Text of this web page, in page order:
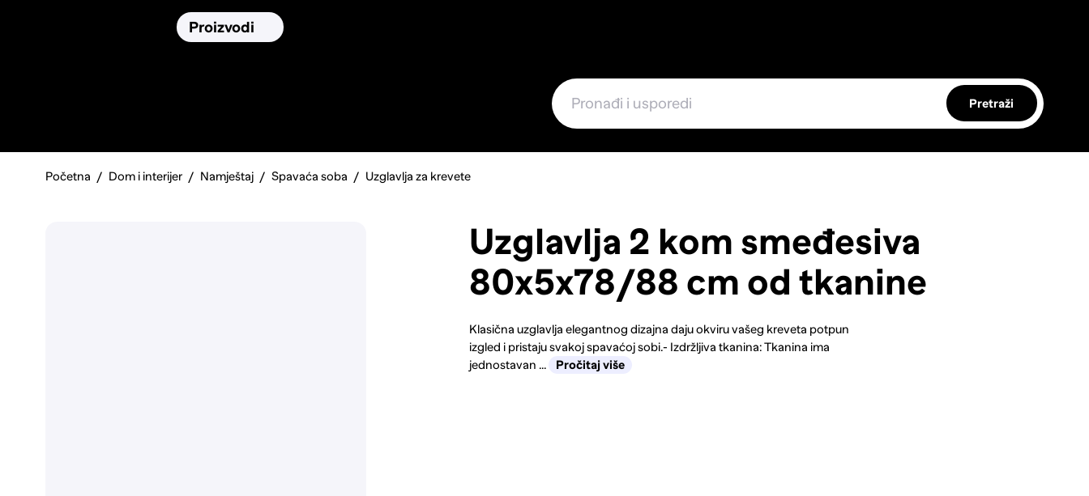
Proizvodi
Pretraži
Početna Dom i interijer Namještaj Spavaća soba Uzglavlja za krevete
Uzglavlja 2 kom smeđesiva
80x5x78/88 cm od tkanine
Klasična uzglavlja elegantnog dizajna daju okviru vašeg kreveta potpun
izgled i pristaju svakoj spavaćoj sobi.- Izdržljiva tkanina: Tkanina ima
jednostavan ...
Pročitaj više